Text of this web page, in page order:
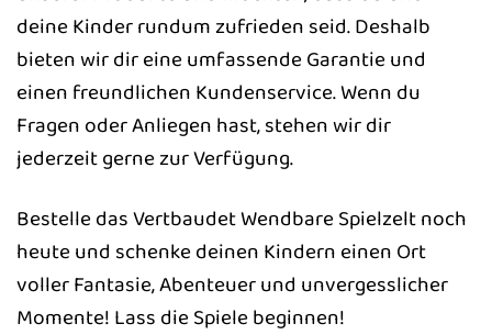
deine Kinder rundum zufrieden seid. Deshalb
bieten wir dir eine umfassende Garantie und
einen freundlichen Kundenservice. Wenn du
Fragen oder Anliegen hast, stehen wir dir
jederzeit gerne zur Verfügung.
Bestelle das Vertbaudet Wendbare Spielzelt noch
heute und schenke deinen Kindern einen Ort
voller Fantasie, Abenteuer und unvergesslicher
Momente! Lass die Spiele beginnen!